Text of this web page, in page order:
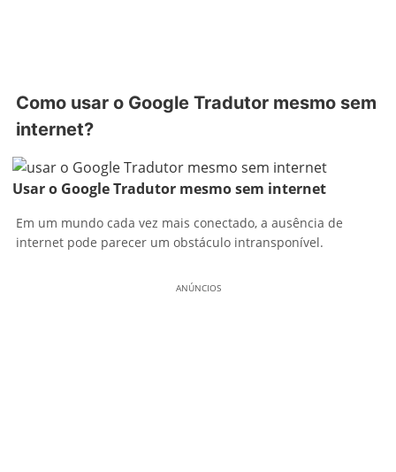
Como usar o Google Tradutor mesmo sem
internet?
Usar o Google Tradutor mesmo sem internet
Em um mundo cada vez mais conectado, a ausência de
internet pode parecer um obstáculo intransponível.
ANÚNCIOS